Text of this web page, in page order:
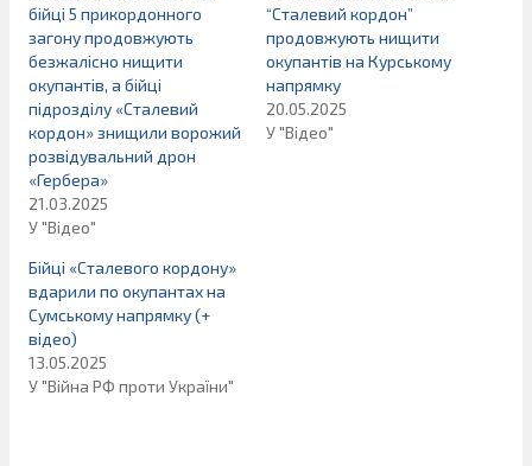
бійці 5 прикордонного
загону продовжують
безжалісно нищити
окупантів, а бійці
підрозділу «Сталевий
кордон» знищили ворожий
розвідувальний дрон
«Гербера»
21.03.2025
У "Відео"
“Сталевий кордон”
продовжують нищити
окупантів на Курському
напрямку
20.05.2025
У "Відео"
Бійці «Сталевого кордону»
вдарили по окупантах на
Сумському напрямку (+
відео)
13.05.2025
У "Війна РФ проти України"